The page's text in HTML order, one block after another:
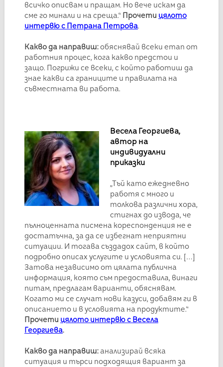
всичко описвам и пращам. Но вече искам да
сме го минали и на среща.“ Прочети цялото
интервю с Петрана Петрова.
Какво да направиш: обяснявай всеки етап от
работния процес, кога какво предстои и
защо. Погрижи се всеки, с който работиш да
знае какви са границите и правилата на
съвместната ви работа.
Весела Георгиева,
автор на
индивидуални
приказки
„Тъй като ежедневно
работя с много и
толкова различни хора,
стигнах до извода, че
пълноценната писмена кореспонденция не е
достатъчна, за да се избегнат неприятни
ситуации. И тогава създадох сайт, в който
подробно описах услугите и условията си. […]
Затова независимо от цялата публична
информация, която съм предоставила, винаги
питам, предлагам варианти, обяснявам.
Когато ми се случат нови казуси, добавям ги в
описанието и в условията на продуктите.“
Прочети цялото интервю с Весела
Георгиева.
Какво да направиш: анализирай всяка
ситуация и търси подходящия вариант за